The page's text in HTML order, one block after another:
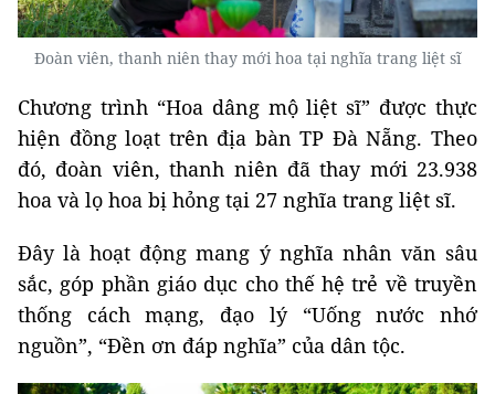
Đoàn viên, thanh niên thay mới hoa tại nghĩa trang liệt sĩ
Chương trình “Hoa dâng mộ liệt sĩ” được thực
hiện đồng loạt trên địa bàn TP Đà Nẵng. Theo
đó, đoàn viên, thanh niên đã thay mới 23.938
hoa và lọ hoa bị hỏng tại 27 nghĩa trang liệt sĩ.
Đây là hoạt động mang ý nghĩa nhân văn sâu
sắc, góp phần giáo dục cho thế hệ trẻ về truyền
thống cách mạng, đạo lý “Uống nước nhớ
nguồn”, “Đền ơn đáp nghĩa” của dân tộc.